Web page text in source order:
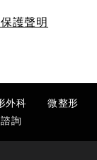
護聲明
外科
微整形
詢